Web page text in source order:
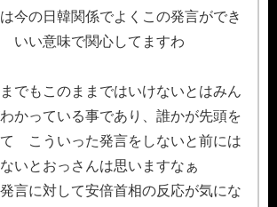
今の日韓関係でよくこの発言ができ
いい意味で関心してますわ
でもこのままではいけないとはみん
かっている事であり、誰かが先頭を
こういった発言をしないと前には
いとおっさんは思いますなぁ
言に対して安倍首相の反応が気にな